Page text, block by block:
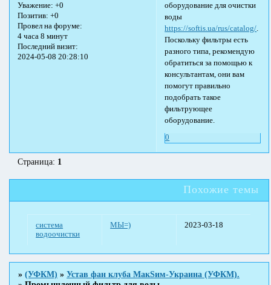
Уважение: +0
Позитив: +0
Провел на форуме:
4 часа 8 минут
Последний визит:
2024-05-08 20:28:10
оборудование для очистки
воды
https://softis.ua/rus/catalog/
Поскольку фильтры есть
разного типа, рекомендую
обратиться за помощью к
консультантам, они вам
помогут правильно
подобрать такое
фильтрующее
оборудование.
0
Страница: 1
Похожие темы
система
водоочистки
МЫ=) 2023-03-18
»(УФКМ) »Устав фан клуба МакSим-Украина (УФКМ).